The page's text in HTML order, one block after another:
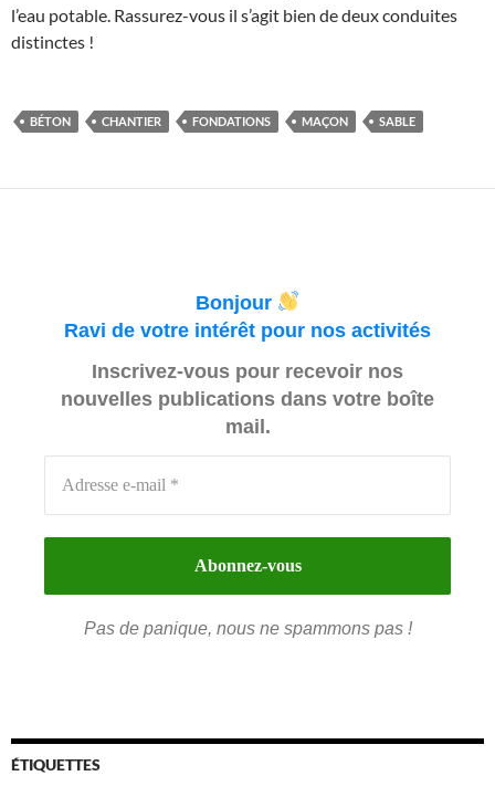
l’eau potable. Rassurez-vous il s’agit bien de deux conduites
distinctes !
BÉTON CHANTIER FONDATIONS MAÇON SABLE
Bonjour
Ravi de votre intérêt pour nos activités
Inscrivez-vous pour recevoir nos
nouvelles publications dans votre boîte
mail.
Pas de panique, nous ne spammons pas !
ÉTIQUETTES